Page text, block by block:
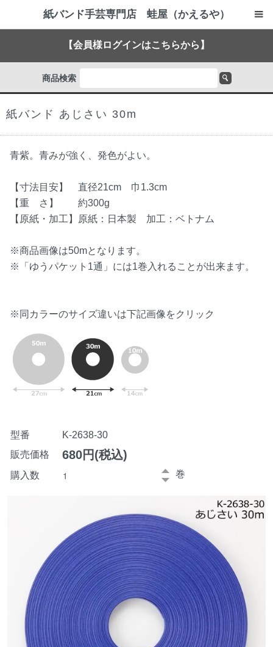
紙バンド手芸専門店 蛙屋（かえるや）
【会員様ログインはこちらから】
商品検索
紙バンド あじさい 30m
青紫。青みが強く、発色がよい。
【寸法目安】 直径21cm 巾1.3cm
【重 さ】 約300g
【原紙・加工】原紙：日本製 加工：ベトナム
※商品画像は50mとなります。
※「ゆうパケット1通」には1巻入れることが出来ます。
※同カラーのサイズ違いは下記画像をクリック
型番
K-2638-30
販売価格
680円(税込)
購入数 巻